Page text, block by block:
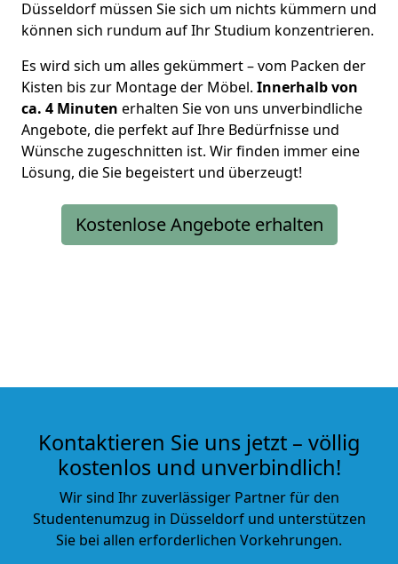
Düsseldorf müssen Sie sich um nichts kümmern und
können sich rundum auf Ihr Studium konzentrieren.
Es wird sich um alles gekümmert – vom Packen der
Kisten bis zur Montage der Möbel. Innerhalb von
ca. 4 Minuten erhalten Sie von uns unverbindliche
Angebote, die perfekt auf Ihre Bedürfnisse und
Wünsche zugeschnitten ist. Wir finden immer eine
Lösung, die Sie begeistert und überzeugt!
Kostenlose Angebote erhalten
Kontaktieren Sie uns jetzt – völlig
kostenlos und unverbindlich!
Wir sind Ihr zuverlässiger Partner für den
Studentenumzug in Düsseldorf und unterstützen
Sie bei allen erforderlichen Vorkehrungen.